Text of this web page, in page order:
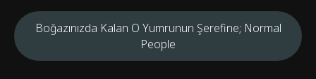
Boğazınızda Kalan O Yumrunun Şerefine; Normal
People